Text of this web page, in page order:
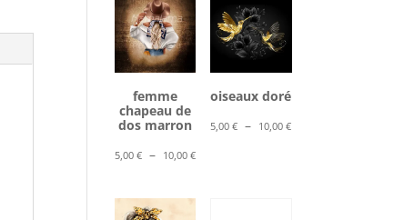
5,00 €
10,00 €
femme
chapeau de
dos marron
5,00€ – 10,00€Plage
prix :
oiseaux doré
5,00€ – 10,00€Plage